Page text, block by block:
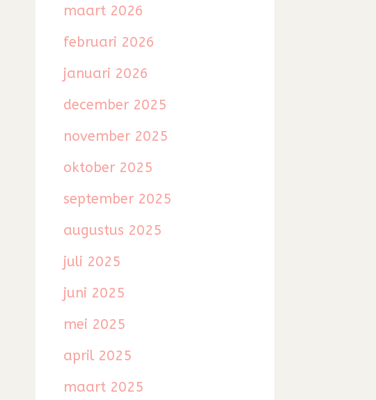
maart 2026
februari 2026
januari 2026
december 2025
november 2025
oktober 2025
september 2025
augustus 2025
juli 2025
juni 2025
mei 2025
april 2025
maart 2025